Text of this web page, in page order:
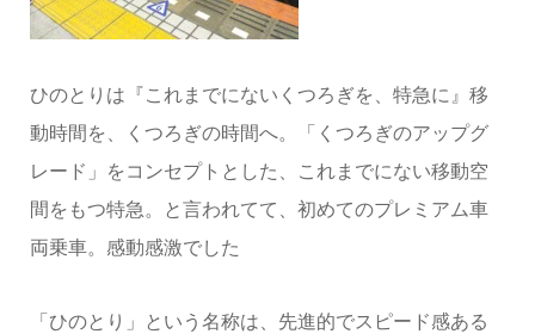
ひのとりは『これまでにないくつろぎを、特急に』移
動時間を、くつろぎの時間へ。「くつろぎのアップグ
レード」をコンセプトとした、これまでにない移動空
間をもつ特急。と言われてて、初めてのプレミアム車
両乗車。感動感激でした
「ひのとり」という名称は、先進的でスピード感ある